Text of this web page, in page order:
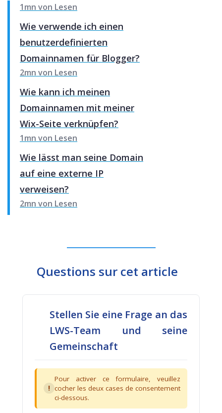
1mn von Lesen
Wie verwende ich einen
benutzerdefinierten
Domainnamen für Blogger?
2mn von Lesen
Wie kann ich meinen
Domainnamen mit meiner
Wix-Seite verknüpfen?
1mn von Lesen
Wie lässt man seine Domain
auf eine externe IP
verweisen?
2mn von Lesen
Questions sur cet article
Stellen Sie eine Frage an das
LWS-Team und seine
Gemeinschaft
!
Pour activer ce formulaire, veuillez
cocher les deux cases de consentement
ci-dessous.